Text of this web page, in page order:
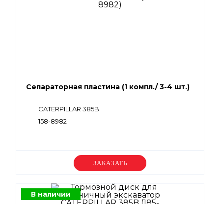
Сепараторная пластина (1 компл./ 3-4 шт.)
CATERPILLAR 385B
158-8982
Уточняйте цену
В наличии